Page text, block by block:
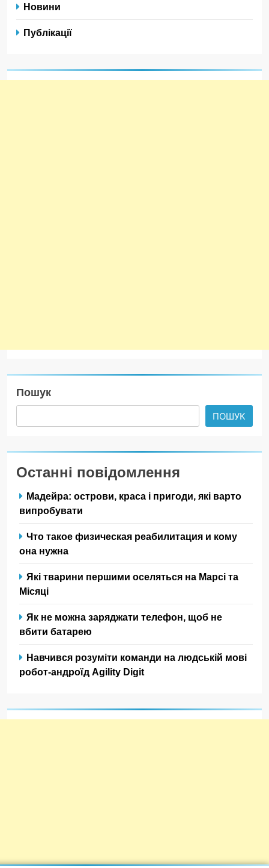
Новини
Публікації
Пошук
ПОШУК
Останні повідомлення
Мадейра: острови, краса і пригоди, які варто
випробувати
Что такое физическая реабилитация и кому
она нужна
Які тварини першими оселяться на Марсі та
Місяці
Як не можна заряджати телефон, щоб не
вбити батарею
Навчився розуміти команди на людській мові
робот-андроїд Agility Digit